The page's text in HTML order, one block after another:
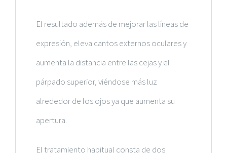
El resultado además de mejorar las líneas de
expresión, eleva cantos externos oculares y
aumenta la distancia entre las cejas y el
párpado superior, viéndose más luz
alrededor de los ojos ya que aumenta su
apertura.
El tratamiento habitual consta de dos